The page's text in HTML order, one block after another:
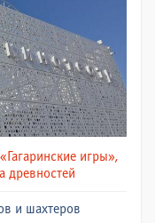
игры»,
древностей
и шахтеров